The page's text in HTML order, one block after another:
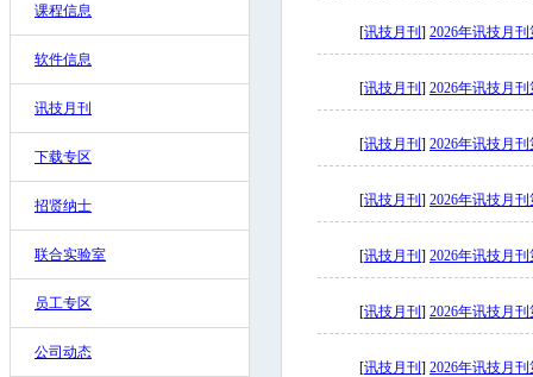
课程信息
软件信息
讯技月刊
下载专区
招贤纳士
联合实验室
员工专区
公司动态
[讯技月刊 ] 2026年讯技月
[讯技月刊 ] 2026年讯技月
[讯技月刊 ] 2026年讯技月
[讯技月刊 ] 2026年讯技月
[讯技月刊 ] 2026年讯技月
[讯技月刊 ] 2026年讯技月
[讯技月刊 ] 2026年讯技月